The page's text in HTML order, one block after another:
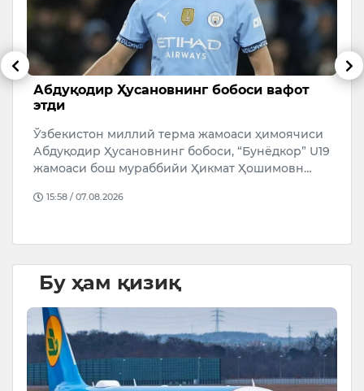
Абдуқодир Ҳусановнинг бобоси вафот
этди
Ўзбекистон миллий терма жамоаси ҳимоячиси
Абдуқодир Ҳусановнинг бобоси, “Бунёдкор” U19
жамоаси бош мураббийи Ҳикмат Ҳошимовн…
15:58 / 07.08.2026
Бу ҳам қизиқ